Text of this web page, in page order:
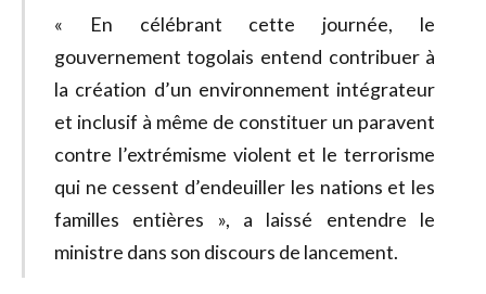
« En célébrant cette journée, le
gouvernement togolais entend contribuer à
la création d’un environnement intégrateur
et inclusif à même de constituer un paravent
contre l’extrémisme violent et le terrorisme
qui ne cessent d’endeuiller les nations et les
familles entières », a laissé entendre le
ministre dans son discours de lancement.